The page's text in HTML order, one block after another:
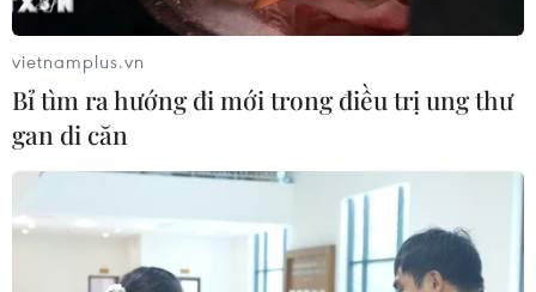
vietnamplus.vn
Bỉ tìm ra hướng đi mới trong điều trị ung thư
gan di căn